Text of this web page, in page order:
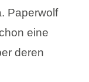
Paperwolf
eine
deren